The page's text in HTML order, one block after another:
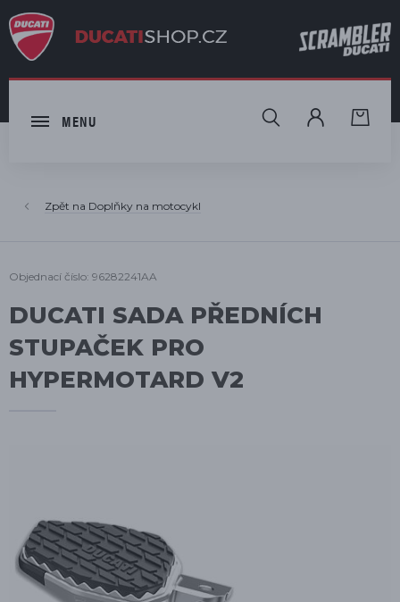
MENU HLEDAT
Doplňky na motocykl
Objednací číslo: 96282241AA
DUCATI SADA PŘEDNÍCH
STUPAČEK PRO
HYPERMOTARD V2